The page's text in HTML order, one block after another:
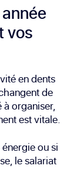
vos
en dents
de
à organiser,
est vitale.
ou si
le salariat